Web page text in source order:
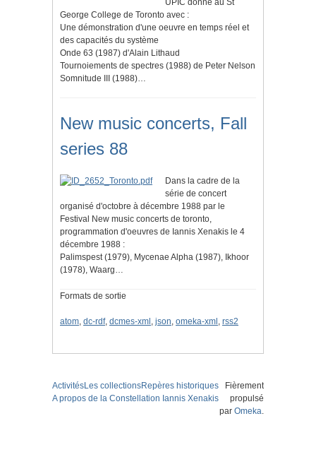
UPIC donné au St
George College de Toronto avec :
Une démonstration d'une oeuvre en temps réel et
des capacités du système
Onde 63 (1987) d'Alain Lithaud
Tournoiements de spectres (1988) de Peter Nelson
Somnitude III (1988)…
New music concerts, Fall
series 88
Dans la cadre de la
série de concert
organisé d'octobre à décembre 1988 par le
Festival New music concerts de toronto,
programmation d'oeuvres de Iannis Xenakis le 4
décembre 1988 :
Palimspest (1979), Mycenae Alpha (1987), Ikhoor
(1978), Waarg…
Formats de sortie
atom, dc-rdf, dcmes-xml , json, omeka-xml , rss2
ActivitésLes collectionsRepères historiques
A propos de la Constellation Iannis Xenakis
Fièrement
propulsé
par Omeka.